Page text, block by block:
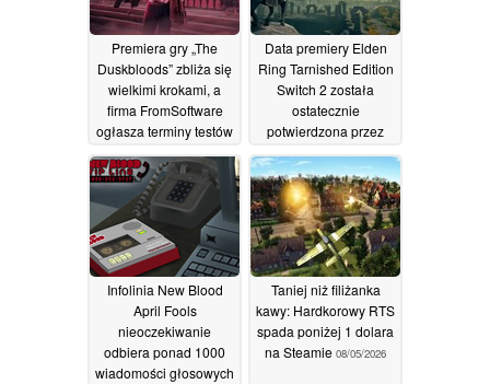
Premiera gry „The
Duskbloods” zbliża się
wielkimi krokami, a
firma FromSoftware
ogłasza terminy testów
16/07/2026
Data premiery Elden
Ring Tarnished Edition
Switch 2 została
ostatecznie
potwierdzona przez
dodatkową
zawartością do
uruchomienia05/06/2026
Infolinia New Blood
April Fools
nieoczekiwanie
odbiera ponad 1000
wiadomości głosowych
Taniej niż filiżanka
kawy: Hardkorowy RTS
spada poniżej 1 dolara
na Steamie 08/05/2026